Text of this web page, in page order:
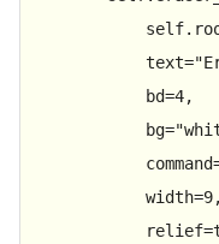
i
j
            text=
            bd=
4,
            bg=
            width=
9,